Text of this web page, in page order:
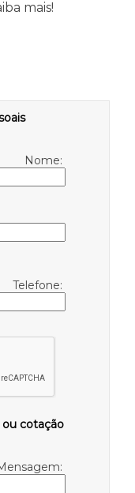
mais!
Nome:
Telefone:
cotação